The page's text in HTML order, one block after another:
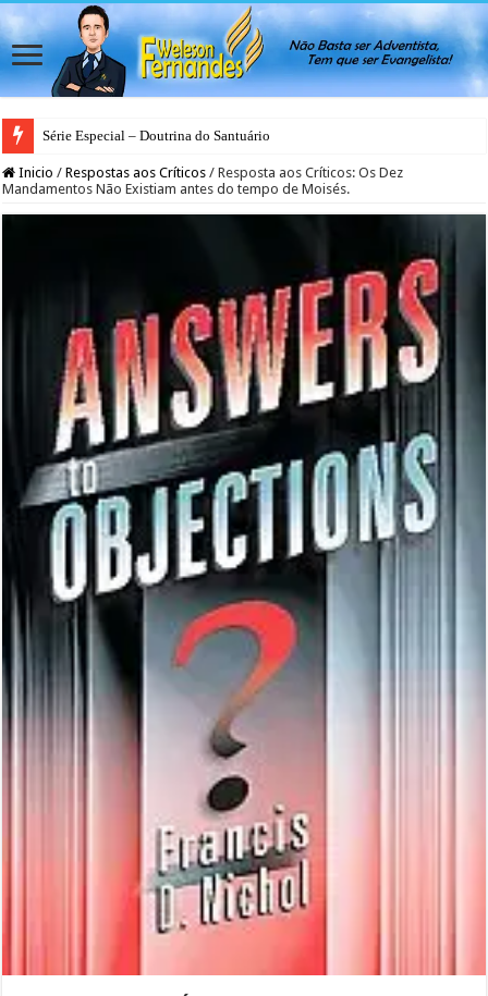
Série Especial – Doutrina do Santuário
Inicio / Respostas aos Críticos / Resposta aos Críticos: Os Dez
Mandamentos Não Existiam antes do tempo de Moisés.